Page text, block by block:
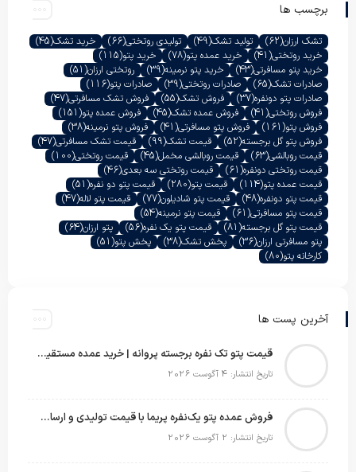
برچسب ها
تشک ارزان(62) تولید تشک(49) تولیدی روتختی(66) خرید تشک(45)
خرید روتختی(41) خرید عمده پتو(78) خرید پتو(115)
خرید پتو مسافرتی(43) خرید پتو نرمینه(39) روتختی ارزان(51)
صادرات تشک(65) صادرات روتختی(39) صادرات پتو(116)
صادرات پتو دونفره(37) فروش تشک(55) فروش تشک مسافرتی(47)
فروش روتختی(41) فروش عمده تشک(45) فروش عمده پتو(151)
فروش پتو(161) فروش پتو مسافرتی(41) فروش پتو نرمینه(38)
فروش پتو گل برجسته(52) قیمت تشک(99) قیمت تشک مسافرتی(47)
قیمت روبالشی(63) قیمت روبالشی مخمل(45) قیمت روتختی(100)
قیمت روتختی دونفره(61) قیمت روتختی سه بعدی(46)
قیمت عمده پتو(114) قیمت پتو(280) قیمت پتو دو نفره(51)
قیمت پتو دونفره(48) قیمت پتو شادیلون(77) قیمت پتو لاله(47)
قیمت پتو مسافرتی(61) قیمت پتو نرمینه(54)
قیمت پتو گل برجسته(81) قیمت پتو یک نفره(56) پتو ارزان(64)
پتو مسافرتی ارزان(36) پخش تشک(38) پخش پتو(51)
کارخانه پتو(80)
آخرین پست ها
قیمت پتو تک نفره برجسته پروانه | خرید عمده مستقیم با بهترین قیمت بازار
تاریخ انتشار: 4 آگوست 2026
فروش عمده پتو یک‌نفره پریما با قیمت تولیدی و ارسال به سراسر کشور
تاریخ انتشار: 2 آگوست 2026